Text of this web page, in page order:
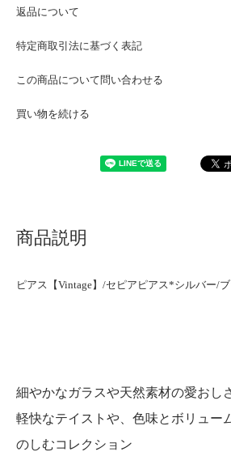
返品について
特定商取引法に基づく表記
この商品について問い合わせる
買い物を続ける
商品説明
ピアス【Vintage】/セピアピアス*シルバー/
細やかなガラスや天然素材の愛おし
軽快なテイストや、色味とボリュー
のしむコレクション